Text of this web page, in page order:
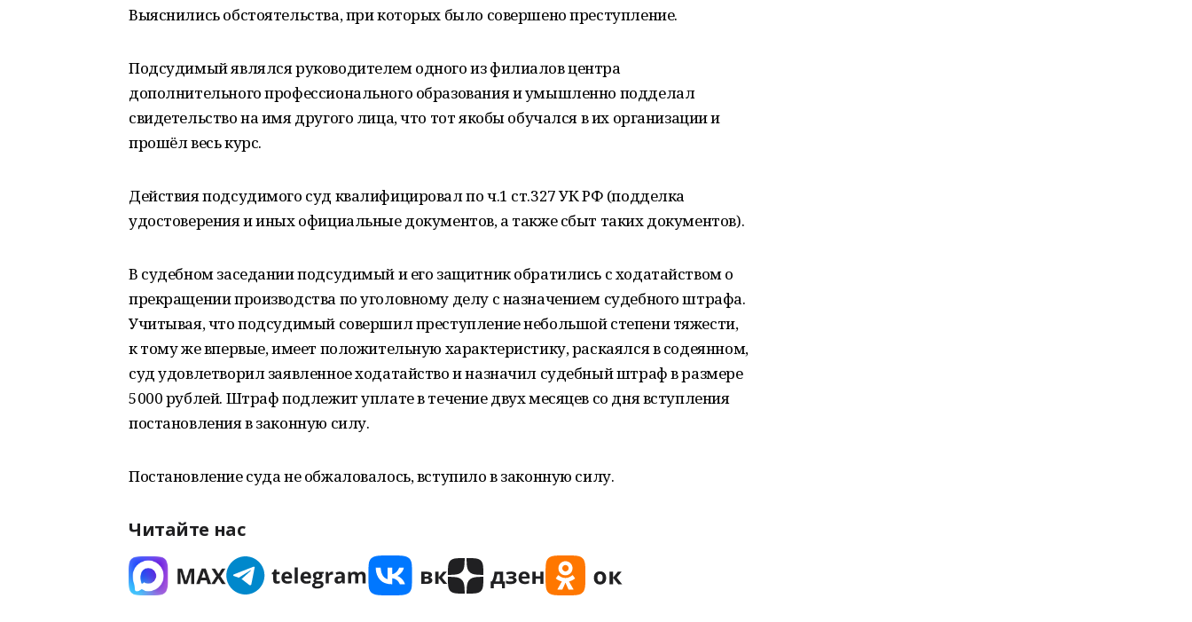
Выяснились обстоятельства, при которых было совершено преступление.
Подсудимый являлся руководителем одного из филиалов центра
дополнительного профессионального образования и умышленно подделал
свидетельство на имя другого лица, что тот якобы обучался в их организации и
прошёл весь курс.
Действия подсудимого суд квалифицировал по ч.1 ст.327 УК РФ (подделка
удостоверения и иных официальные документов, а также сбыт таких документов).
В судебном заседании подсудимый и его защитник обратились с ходатайством о
прекращении производства по уголовному делу с назначением судебного штрафа.
Учитывая, что подсудимый совершил преступление небольшой степени тяжести,
к тому же впервые, имеет положительную характеристику, раскаялся в содеянном,
суд удовлетворил заявленное ходатайство и назначил судебный штраф в размере
5000 рублей. Штраф подлежит уплате в течение двух месяцев со дня вступления
постановления в законную силу.
Постановление суда не обжаловалось, вступило в законную силу.
Читайте нас